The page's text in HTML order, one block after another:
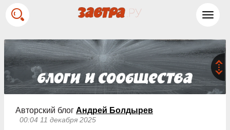
Авторский блог Андрей Болдырев
00:04 11 декабря 2025